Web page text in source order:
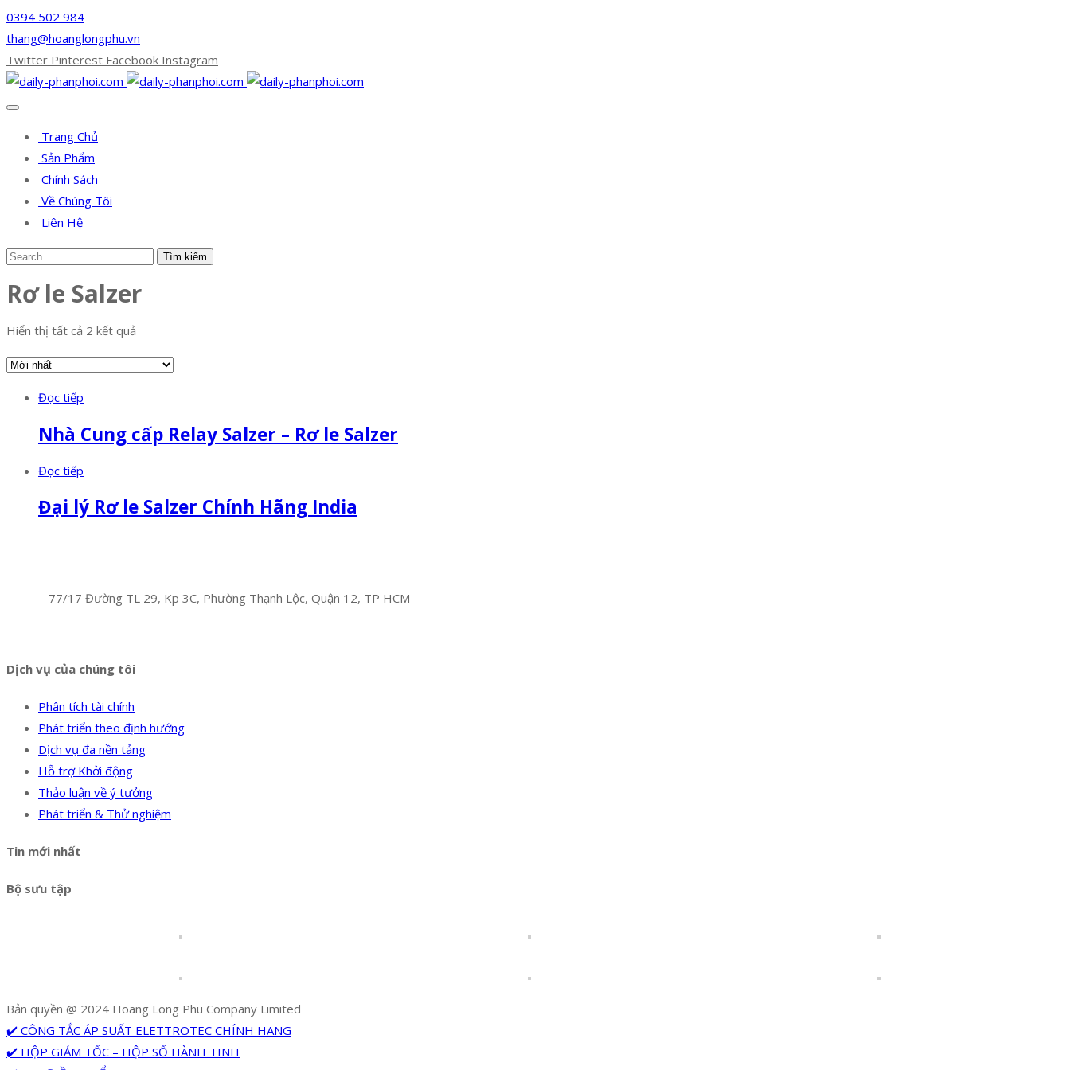
0394 502 984
thang@hoanglongphu.vn
Twitter Pinterest Facebook Instagram
Trang Chủ
Sản Phẩm
Chính Sách
Về Chúng Tôi
Liên Hệ
Rơ le Salzer
Hiển thị tất cả 2 kết quả
Đọc tiếp
Nhà Cung cấp Relay Salzer – Rơ le Salzer
Đọc tiếp
Đại lý Rơ le Salzer Chính Hãng India
77/17 Đường TL 29, Kp 3C, Phường Thạnh Lộc, Quận 12, TP HCM
Dịch vụ của chúng tôi
Phân tích tài chính
Phát triển theo định hướng
Dịch vụ đa nền tảng
Hỗ trợ Khởi động
Thảo luận về ý tưởng
Phát triển & Thử nghiệm
Tin mới nhất
Bộ sưu tập
Bản quyền @ 2024 Hoang Long Phu Company Limited
✔️ CÔNG TẮC ÁP SUẤT ELETTROTEC CHÍNH HÃNG
✔️ HỘP GIẢM TỐC – HỘP SỐ HÀNH TINH